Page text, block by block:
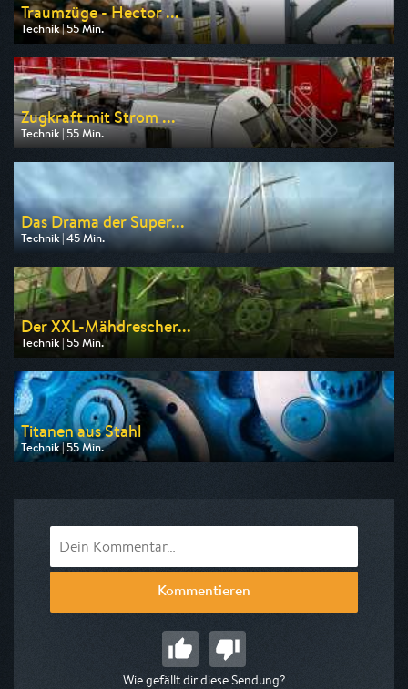
Traumzüge - Hector ...
Technik | 55 Min.
Ausgestrahlt von WELT
am 08.08.2026, 17:35
Zugkraft mit Strom ...
Technik | 55 Min.
Ausgestrahlt von WELT
am 08.08.2026, 19:20
Das Drama der Super...
Technik | 45 Min.
Ausgestrahlt von ZDF
am 08.08.2026, 02:00
Der XXL-Mähdrescher...
Technik | 55 Min.
Ausgestrahlt von WELT
am 09.08.2026, 17:30
Titanen aus Stahl
Technik | 55 Min.
Ausgestrahlt von DMAX
Kommentieren
Wie gefällt dir diese Sendung?